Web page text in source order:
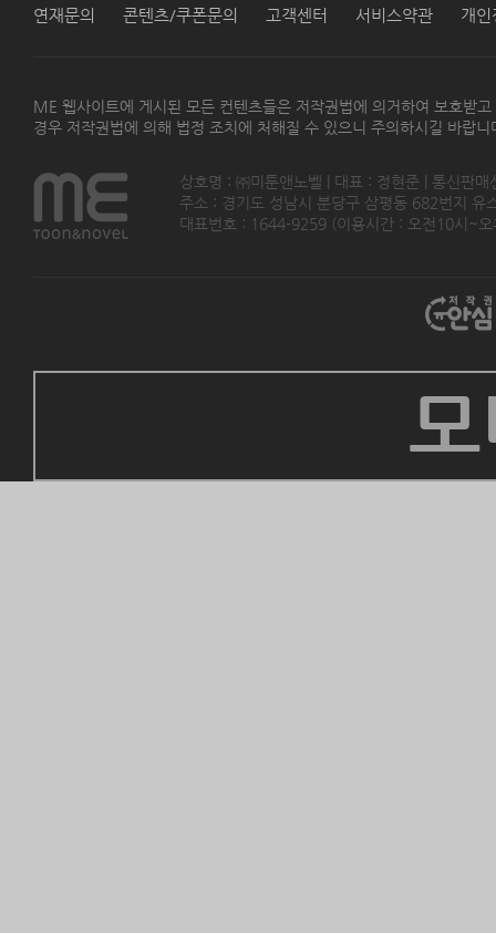
연재문의 콘텐츠/쿠폰문의 고객센터 서비스약관 개인
ME 웹사이트에 게시된 모든 컨텐츠들은 저작권법에 의거하여 보호받
경우 저작권법에 의해 법정 조치에 처해질 수 있으니 주의하시길 바랍니
상호명 : ㈜미툰앤노벨 | 대표 : 정현준 | 통신판
주소 : 경기도 성남시 분당구 삼평동 682번지
대표번호 : 1644-9259 (이용시간 : 오전10시~